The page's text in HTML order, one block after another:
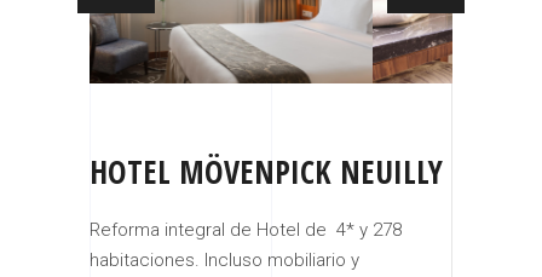
HOTEL MÖVENPICK NEUILLY
Reforma integral de Hotel de 4* y 278
habitaciones. Incluso mobiliario y